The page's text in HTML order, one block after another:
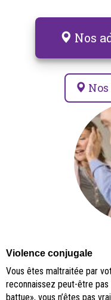
Nos
Violence conjugale
Vous êtes maltraitée par
reconnaissez peut-être pas
battue», vous n’êtes pas